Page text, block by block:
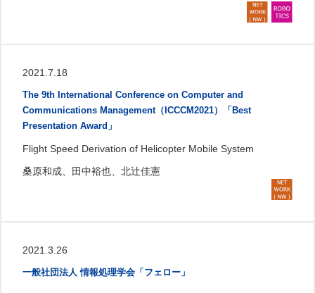
2021.7.18
The 9th International Conference on Computer and
Communications Management（ICCCM2021）「Best
Presentation Award」
Flight Speed Derivation of Helicopter Mobile System
桑原和成、田中裕也、北辻佳憲
2021.3.26
一般社団法人 情報処理学会「フェロー」